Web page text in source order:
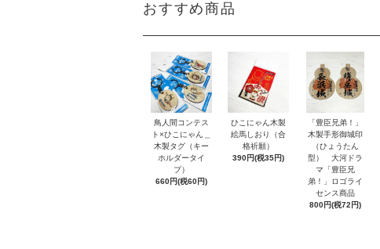
おすすめ商品
鳥人間コンテス
ト×ひこにゃん＿
木製タグ（キー
ホルダータイ
プ）
660円(税60円)
ひこにゃん木製
絵馬しおり（合
格祈願）
390円(税35円)
「豊臣兄弟！」
木製手形御城印
（ひょうたん
型） 大河ドラ
マ「豊臣兄
弟！」ロゴライ
センス商品
800円(税72円)